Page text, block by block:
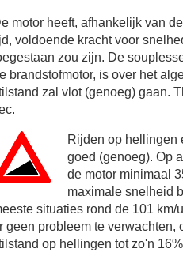
motor heeft, afhankelijk van
voldoende kracht voor
zou zijn. De
brandstofmotor, is over het
zal vlot (genoeg) gaan.
Rijden op hellingen
goed (genoeg). Op
de motor minimaal
maximale snelheid
situaties rond de 101 km/u
geen probleem te
op hellingen tot zo'n